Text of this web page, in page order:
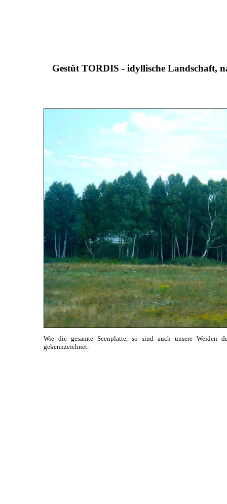
Gestüt TORDIS - idyllische Landschaft,
Wie die gesamte Seenplatte, so sind auch unsere Weiden
gekennzeichnet.